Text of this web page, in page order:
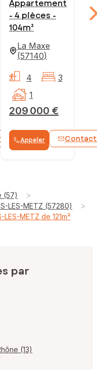
WhatsApp
Appartement
- 4 pièces -
104m²
La Maxe
(57140)
209 000 €
4
3
1
Appeler
(57) >
LES-METZ (57280) >
LES-METZ de 121m²
par
(13)